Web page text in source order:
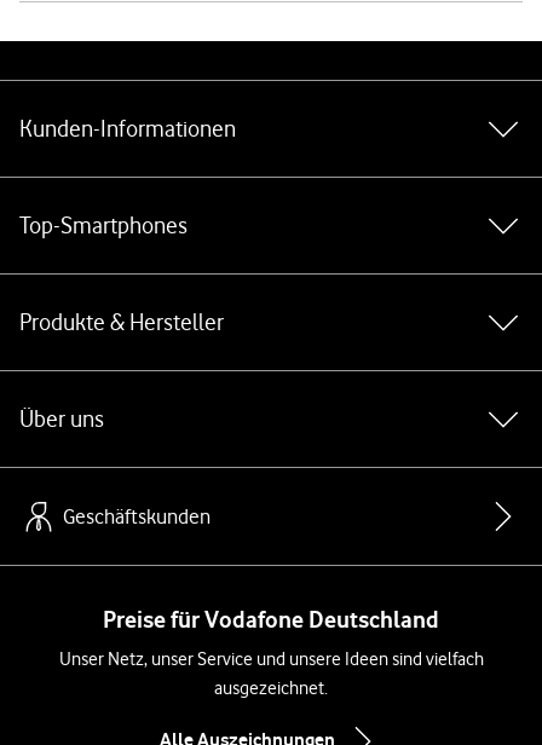
Kunden-Informationen
Top-Smartphones
Produkte & Hersteller
Über uns
Geschäftskunden
Preise für Vodafone Deutschland
Unser Netz, unser Service und unsere Ideen sind vielfach
ausgezeichnet.
Alle Auszeichnungen